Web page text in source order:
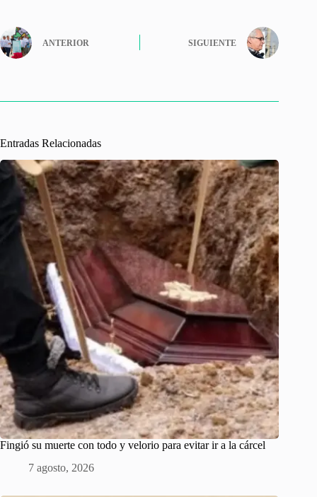
ANTERIOR SIGUIENTE
Entradas Relacionadas
Fingió su muerte con todo y velorio para evitar ir a la cárcel
7 agosto, 2026